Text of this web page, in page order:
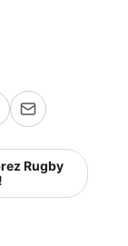
Rugby